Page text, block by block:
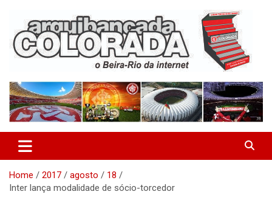
content
Arquibancada Colorada
Home 2017 agosto
18
Inter lança modalidade de sócio-torcedor